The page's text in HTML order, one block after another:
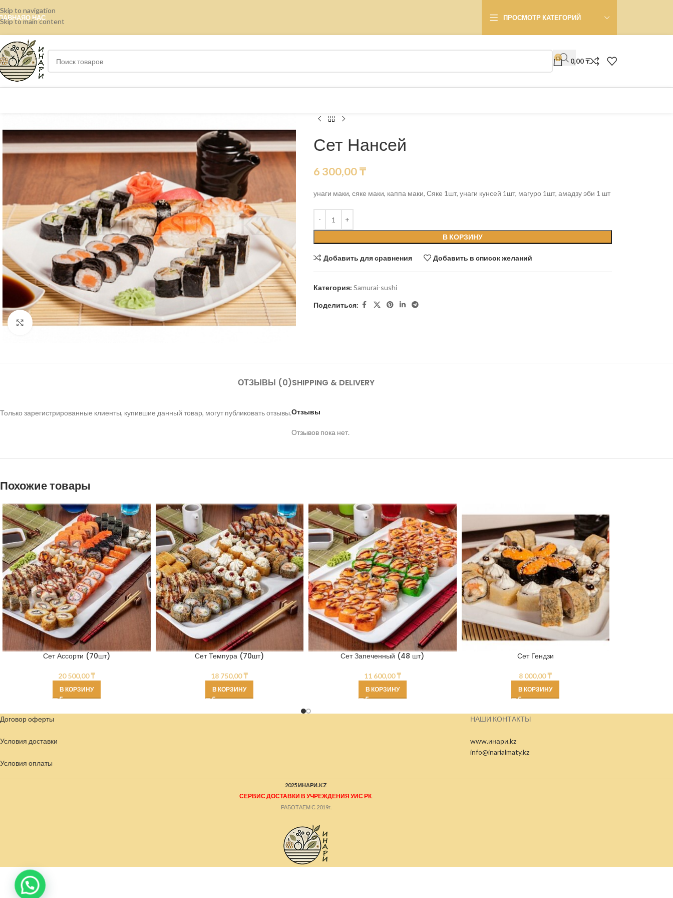
Skip to navigation
Skip to main content
О НАС ПРОСМОТР КАТЕГОРИЙ
0 0,00₸
Нажмите, чтобы увеличить
Сет Нансей
6 300,00₸
унаги маки, сяке маки, каппа маки, Сяке 1шт, унаги кунсей 1шт, магуро 1шт, амадзу эби 1 шт
В КОРЗИНУ
Добавить для сравнения Добавить в список желаний
Категория: Samurai-sushi
Поделиться:
ОТЗЫВЫ (0)SHIPPING & DELIVERY
Отзывы
Отзывов пока нет.
Только зарегистрированные клиенты, купившие данный товар, могут публиковать отзывы.
Похожие товары
Сет Ассорти (70шт)
20 500,00₸
В КОРЗИНУ
Сет Темпура (70шт)
18 750,00₸
В КОРЗИНУ
Сет Запеченный (48 шт)
11 600,00₸
В КОРЗИНУ
Сет Гендзи
8 000,00₸
В КОРЗИНУ
Договор оферты
Условия доставки
Условия оплаты
НАШИ КОНТАКТЫ
www.инари.kz
info@inarialmaty.kz
2025 ИНАРИ.KZ
СЕРВИС ДОСТАВКИ В УЧРЕЖДЕНИЯ УИС РК
РАБОТАЕМ С 2019г.